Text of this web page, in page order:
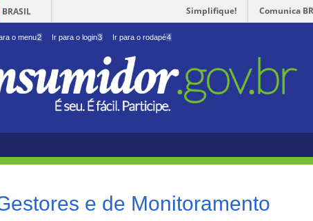
BRASIL Simplifique! Comunica BR
o menu2 Ir para o login3 Ir para o rodapé4
e de Monitoramento